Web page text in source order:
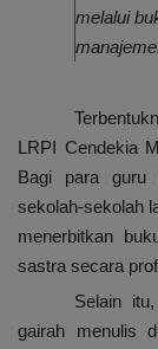
melalui
LRPI Cendekia
Bagi para guru
sekolah-sekolah
menerbitkan
sastra secara
Selain
gairah menulis